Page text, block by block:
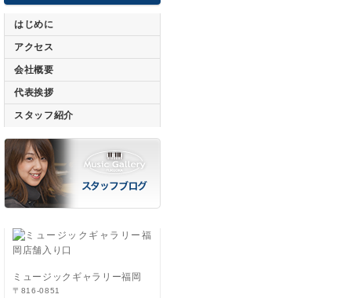
はじめに
アクセス
会社概要
代表挨拶
スタッフ紹介
ミュージックギャラリー福岡
〒816-0851